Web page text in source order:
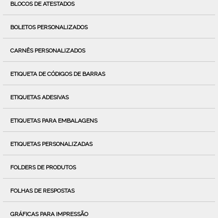
BLOCOS DE ATESTADOS
BOLETOS PERSONALIZADOS
CARNÊS PERSONALIZADOS
ETIQUETA DE CÓDIGOS DE BARRAS
ETIQUETAS ADESIVAS
ETIQUETAS PARA EMBALAGENS
ETIQUETAS PERSONALIZADAS
FOLDERS DE PRODUTOS
FOLHAS DE RESPOSTAS
GRÁFICAS PARA IMPRESSÃO